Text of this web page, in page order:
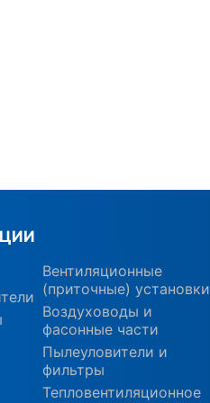
Вентиляционные
(приточные) установки
Воздуховоды и
фасонные части
Пылеуловители и
фильтры
Тепловентиляционное